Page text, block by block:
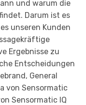
und warum die
Darum ist es
unseren Kunden
Ergebnisse zu
Entscheidungen
General
von Sensormatic
Sensormatic IQ